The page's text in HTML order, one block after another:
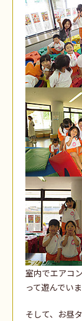
室内でエアコ
って遊んでい
そして、お昼